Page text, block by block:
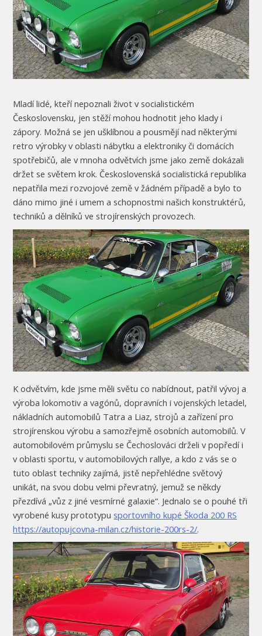
Mladí lidé, kteří nepoznali život v socialistickém
Československu, jen stěží mohou hodnotit jeho klady i
zápory. Možná se jen ušklíbnou a pousmějí nad některými
retro výrobky v oblasti nábytku a elektroniky či domácích
spotřebičů, ale v mnoha odvětvích jsme jako země dokázali
držet se světem krok. Československá socialistická republika
nepatřila mezi rozvojové země v žádném případě a bylo to
dáno mimo jiné i umem a schopnostmi našich konstruktérů,
techniků a dělníků ve strojírenských provozech.
K odvětvím, kde jsme měli světu co nabídnout, patřil vývoj a
výroba lokomotiv a vagónů, dopravních i vojenských letadel,
nákladních automobilů Tatra a Liaz, strojů a zařízení pro
strojírenskou výrobu a samozřejmě osobních automobilů. V
automobilovém průmyslu se Čechoslováci drželi v popředí i
v oblasti sportu, v automobilových rallye, a kdo z vás se o
tuto oblast techniky zajímá, jistě nepřehlédne světový
unikát, na svou dobu velmi převratný, jemuž se někdy
přezdívá „vůz z jiné vesmírné galaxie“. Jednalo se o pouhé tři
vyrobené kusy prototypu sportovního kupé Škoda 200 RS
https://autopujcovna-milan.cz/historie-200rs-2/.